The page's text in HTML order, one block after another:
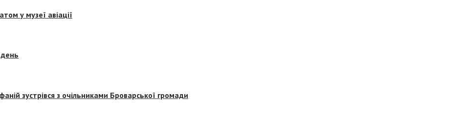
у музеї авіації
зустрівся з очільниками Броварської громади